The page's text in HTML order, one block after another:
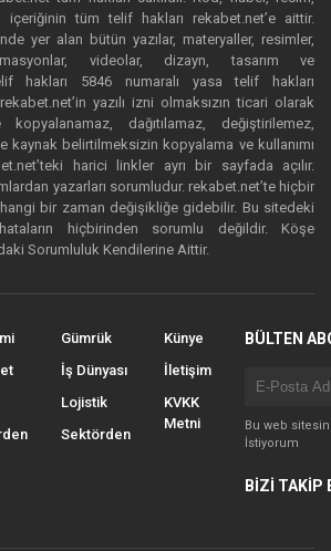
tüm telif hakları rekabet.net’e aittir.
yer alan bütün yazılar, materyaller, resimler,
videolar, dizayn, tasarım ve
hakları 5846 numaralı yasa telif hakları
yazılı izni olmaksızın ticari olarak
dağıtılamaz, değiştirilemez,
kaynak belirtilmeksizin kopyalama ve kullanımı
harici linkler ayrı bir sayfada açılır.
yazarları sorumludur. rekabet.net’te hiçbir
bir zaman değişikliğe gidebilir. Bu sitedeki
hiçbirinden sorumlu değildir. Köşe
Sorumluluk Kendilerine Aittir.
Gümrük
İş Dünyası
Lojistik
Sektörden
Künye
İletişim
KVKK
Metni
BÜLTEN
Bu web
İstiyorum
BİZİ TAKİP